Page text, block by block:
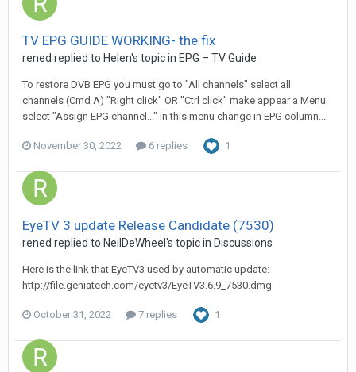
TV EPG GUIDE WORKING- the fix
rened replied to Helen's topic in EPG – TV Guide
To restore DVB EPG you must go to "All channels" select all
channels (Cmd A) "Right click" OR "Ctrl click" make appear a Menu
select "Assign EPG channel..." in this menu change in EPG column...
November 30, 2022 6 replies 1
EyeTV 3 update Release Candidate (7530)
rened replied to NeilDeWheel 's topic in Discussions
Here is the link that EyeTV3 used by automatic update:
http://file.geniatech.com/eyetv3/EyeTV3.6.9_7530.dmg
October 31, 2022 7 replies 1